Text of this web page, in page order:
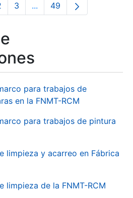
Página
3 ...Páginas intermedias Use
Página
49
para trabajos de
en la FNMT-RCM
para trabajos de pintura
limpieza y acarreo en Fábrica
limpieza de la FNMT-RCM